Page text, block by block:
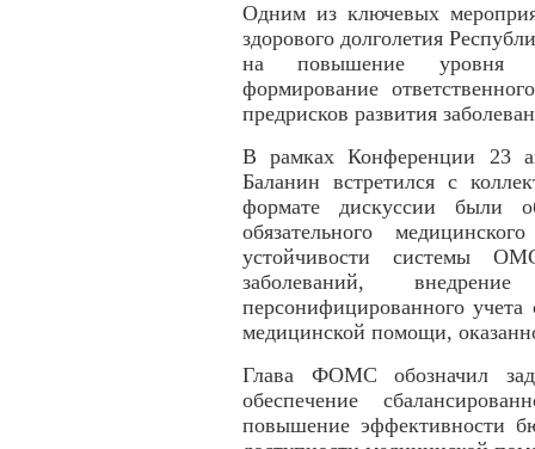
Одним из ключевых
здорового долголетия
на повышение уровня
формирование
предрисков развития
В рамках Конференции 23
Баланин встретился с
формате дискуссии были
обязательного
устойчивости системы
заболеваний,
персонифицированного
медицинской помощи,
Глава ФОМС обозначил
обеспечение
повышение эффективности